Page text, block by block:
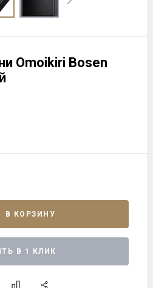
Omoikiri Bosen
В КОРЗИНУ
В 1 КЛИК